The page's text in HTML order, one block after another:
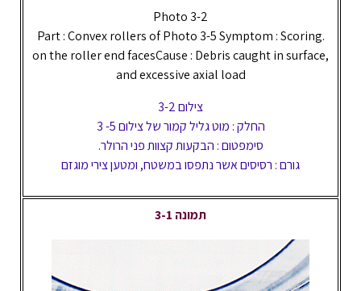
Photo 3-2
Part : Convex rollers of Photo 3-5 Symptom : Scoring.
on the roller end facesCause : Debris caught in surface,
and excessive axial load
צילום 3-2
החלק : מוט גליל קמור של צילום 5- 3
סימפטום : הבקעות קצוות פני הרולר.
גורם : רסיסים אשר נתפסו במשטח, ומטען צירי מוגזם
תמונה 3-1